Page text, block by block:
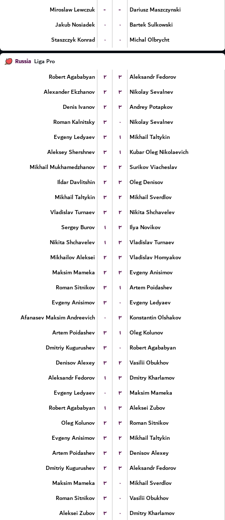
Miroslaw Lewczuk - -
Dariusz Maszczynski
Jakub Nosiadek
۰ ۰
Bartek Sulkowski
Staszczyk Konrad
۰ ۰ Michal Olbrycht
Russia Liga Pro
Robert Agababyan
۲ ۳
Aleksandr Fedorov
Alexander Ekzhanov
۲ ۳
Nikolay Sevalnev
Denis Ivanov
۲ ۳
Andrey Potapkov
Roman Kalnitsky
۳ ۰
Nikolay Sevalnev
Evgeny Ledyaev
۳ ۱
Mikhail Taltykin
Aleksey Shershnev
۳ ۱
Kubar Oleg Nikolaevich
Mikhail Mukhamedzhanov
۳ ۲
Surikov Viacheslav
Ildar Davlitshin
۲ ۳
Oleg Denisov
Mikhail Taltykin
۳ ۲
Mikhail Sverdlov
Vladislav Turnaev
۳ ۲
Nikita Shchavelev
Sergey Burov
۱ ۳
Ilya Novikov
Nikita Shchavelev
۱ ۳
Vladislav Turnaev
Mikhailov Aleksei
۲ ۳
Vladislav Homyakov
Maksim Mameka
۲ ۳
Evgeny Anisimov
Roman Sitnikov
۳ ۱
Artem Poidashev
Evgeny Anisimov
۳ ۰
Evgeny Ledyaev
Afanasev Maksim Andreevich
۰ ۳
Konstantin Olshakov
Artem Poidashev
۳ ۱
Oleg Kolunov
Dmitriy Kugurushev
۳ ۰
Robert Agababyan
Denisov Alexey
۳ ۲
Vasilii Obukhov
Aleksandr Fedorov
۱ ۳
Dmitry Kharlamov
Evgeny Ledyaev
۰ ۳
Maksim Mameka
Robert Agababyan
۱ ۳
Aleksei Zubov
Oleg Kolunov
۲ ۳
Roman Sitnikov
Evgeny Anisimov
۳ ۲
Mikhail Taltykin
Artem Poidashev
۳ ۲
Denisov Alexey
Dmitriy Kugurushev
۲ ۳
Aleksandr Fedorov
Maksim Mameka
۳ ۰
Mikhail Sverdlov
Roman Sitnikov
۳ ۰
Vasilii Obukhov
Aleksei Zubov
۳ ۰
Dmitry Kharlamov